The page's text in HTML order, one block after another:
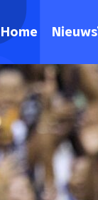
Home Nieuws